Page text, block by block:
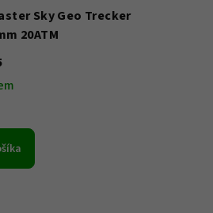
Sky Geo Trecker
20ATM